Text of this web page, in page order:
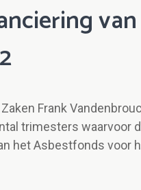
Frank
trimesters waarvoor
het Asbestfonds voor